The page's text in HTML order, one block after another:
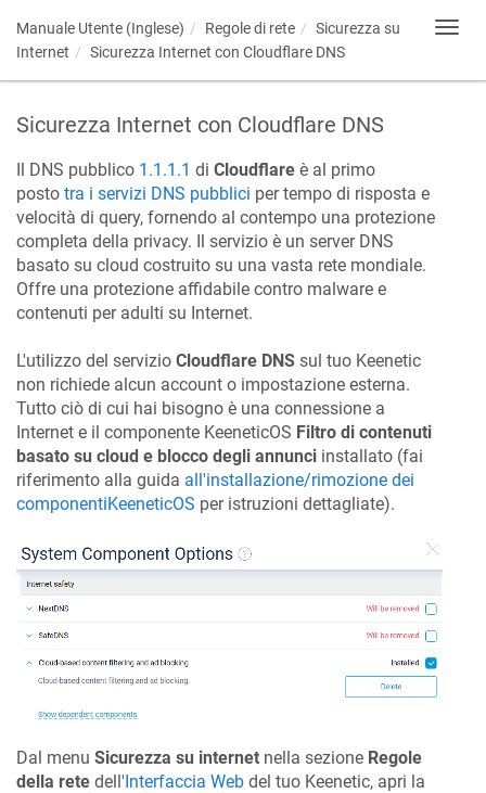
Manuale Utente (Inglese) Regole di rete
Sicurezza su
Internet
Sicurezza Internet con Cloudflare DNS
Sicurezza Internet con Cloudflare DNS
Il DNS pubblico 1.1.1.1 di Cloudflare è al primo
posto tra i servizi DNS pubblici per tempo di risposta e
velocità di query, fornendo al contempo una protezione
completa della privacy. Il servizio è un server DNS
basato su cloud costruito su una vasta rete mondiale.
Offre una protezione affidabile contro malware e
contenuti per adulti su Internet.
L'utilizzo del servizio Cloudflare DNS sul tuo Keenetic
non richiede alcun account o impostazione esterna.
Tutto ciò di cui hai bisogno è una connessione a
Internet e il componente KeeneticOS Filtro di contenuti
basato su cloud e blocco degli annunci installato (fai
riferimento alla guida all'installazione/rimozione dei
componentiKeeneticOS per istruzioni dettagliate).
Dal menu Sicurezza su internet nella sezione Regole
della rete dell'Interfaccia Web del tuo Keenetic, apri la